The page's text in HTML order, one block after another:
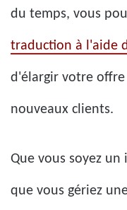
du temps, vous
traduction à l'aide
d'élargir votre
nouveaux clients.
Que vous soyez
que vous gériez